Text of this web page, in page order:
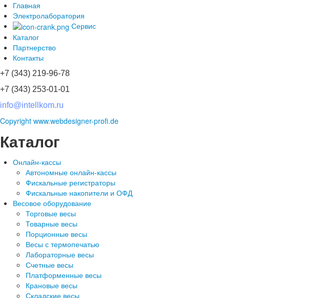
Главная
Электролаборатория
Сервис
Каталог
Партнерство
Контакты
+7 (343) 219-96-78
+7 (343) 253-01-01
info@intellkom.ru
Copyright www.webdesigner-profi.de
Каталог
Онлайн-кассы
Автономные онлайн-кассы
Фискальные регистраторы
Фискальные накопители и ОФД
Весовое оборудование
Торговые весы
Товарные весы
Порционные весы
Весы с термопечатью
Лабораторные весы
Счетные весы
Платформенные весы
Крановые весы
Складские весы